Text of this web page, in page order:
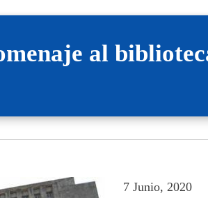
al
7 Junio, 2020